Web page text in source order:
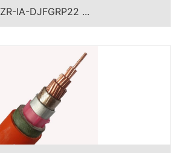
ZR-IA-DJFGRP22 ...